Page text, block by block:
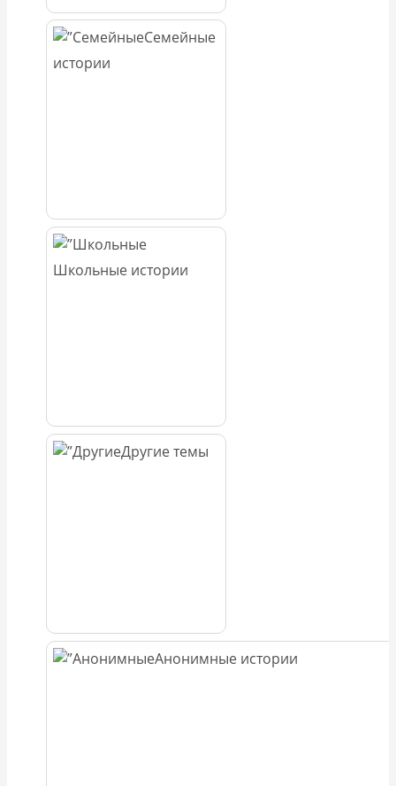
Семейные
истории
Школьные истории
Другие темы
Анонимные истории